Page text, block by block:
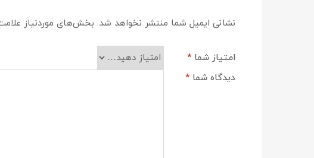
نشانی ایمیل شما منتشر نخواهد شد. بخش‌های موردنیاز
امتیاز شما*
دیدگاه شما*